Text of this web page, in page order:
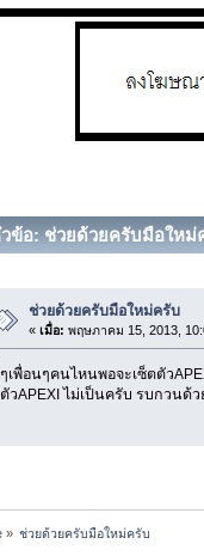
ข้อ: ช่วยด้วยครับมือใหม่
ช่วยด้วยครับมือใหม่ครับ
« เมื่อ: พฤษภาคม 15, 2013,
เพื่อนๆคนไหนพอจะเซ็ตตัว
วAPEXI ไม่เป็นครับ รบกวนด้
» ช่วยด้วยครับมือใหม่ครับ